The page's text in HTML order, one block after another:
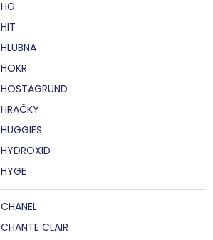
HG
HIT
HLUBNA
HOKR
HOSTAGRUND
HRAČKY
HUGGIES
HYDROXID
HYGE
CHANEL
CHANTE CLAIR